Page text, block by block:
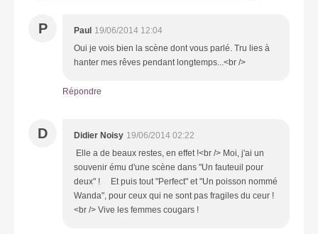
P Paul 19/06/2014 12:04
Oui je vois bien la scène dont vous parlé. Tru lies à
hanter mes rêves pendant longtemps...<br />
Répondre
D Didier Noisy 19/06/2014 02:22
Elle a de beaux restes, en effet !<br /> Moi, j'ai un
souvenir ému d'une scène dans "Un fauteuil pour
deux" ! Et puis tout "Perfect" et "Un poisson nommé
Wanda", pour ceux qui ne sont pas fragiles du ceur !
<br /> Vive les femmes cougars !